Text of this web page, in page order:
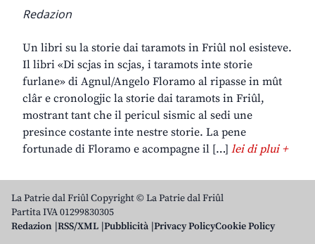
Redazion
Un libri su la storie dai taramots in Friûl nol esisteve.
Il libri «Di scjas in scjas, i taramots inte storie
furlane» di Agnul/Angelo Floramo al ripasse in mût
clâr e cronologjic la storie dai taramots in Friûl,
mostrant tant che il pericul sismic al sedi une
presince costante inte nestre storie. La pene
fortunade di Floramo e acompagne il […] lei di plui +
La Patrie dal Friûl Copyright © La Patrie dal Friûl
Partita IVA 01299830305
Redazion RSS/XML Pubblicità Privacy PolicyCookie Policy